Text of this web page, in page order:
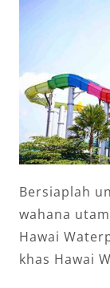
Bersiaplah
wahana
Hawai
khas Hawai